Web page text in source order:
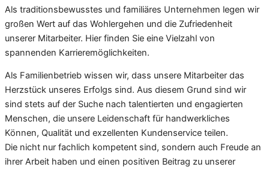
Als traditionsbewusstes und familiäres Unternehmen legen wir
großen Wert auf das Wohlergehen und die Zufriedenheit
unserer Mitarbeiter. Hier finden Sie eine Vielzahl von
spannenden Karrieremöglichkeiten.
Als Familienbetrieb wissen wir, dass unsere Mitarbeiter das
Herzstück unseres Erfolgs sind. Aus diesem Grund sind wir
sind stets auf der Suche nach talentierten und engagierten
Menschen, die unsere Leidenschaft für handwerkliches
Können, Qualität und exzellenten Kundenservice teilen.
Die nicht nur fachlich kompetent sind, sondern auch Freude an
ihrer Arbeit haben und einen positiven Beitrag zu unserer